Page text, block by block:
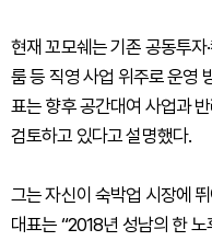
현재 꼬모쉐는 기존 공동투
룸 등 직영 사업 위주로 운영
표는 향후 공간대여 사업과
검토하고 있다고 설명했다.
그는 자신이 숙박업 시장에
대표는 “2018년 성남의 한